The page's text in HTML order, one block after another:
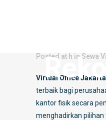
Posted at h in Sewa
Virtual Office
terbaik bagi
kantor fisik secara
menghadirkan pilihan